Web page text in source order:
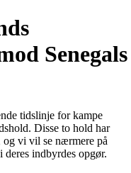
Senegals
tidslinje for kampe
Disse to hold har
og vi vil se nærmere på
indbyrdes opgør.